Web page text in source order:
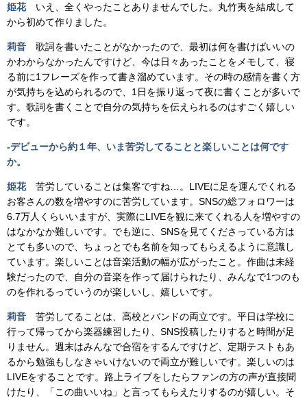
姫花いえ、全くやったことありませんでした。丸竹夷を結成して
から初めて作りました。
莉音 歌詞を書いたことがなかったので、最初は何を書けばいいの
かわからなかったんですけど、今は日々あったことをメモして、寝
る前に1フレーズを作って書き溜めています。その時の感情を書く方
が気持ちを込められるので、1日を振り返って夜に書くことが多いで
す。歌詞を書くことで自分の気持ちを伝えられるのはすごく嬉しい
です。
-デビューから約１年、いま苦労してることと楽しいことは何です
か。
姫花苦労していることは集客ですね…。LIVEに足を運んでくれる
お客さんの数を増やすのに苦労しています。SNSの総フォロワーは
6.7万人くらいいますが、実際にLIVEを観に来てくれる人を増やすの
はなかなか難しいです。でも逆に、SNSを見てくださっている方は
とても多いので、ちょっとでも名前を知ってもらえるように意識し
ています。楽しいことは音楽活動の幅が広がったこと。作曲は未経
験だったので、自分の音楽を作って届けられたり、みんなで1つのも
のを作れるっていうのが楽しいし、嬉しいです。
莉音 苦労してることは、高校とバンドの両立です。平日は学校に
行って帰ってから楽器練習したり、SNS投稿したりすると時間が足
りません。週末はみんなで合宿をするんですけど、定期テストもあ
るから勉強もしなきゃいけないので両立が難しいです。楽しいのは
LIVEをすることです。路上ライブをしたらファンの方の声が直接聞
けたり、「この曲いいね」と言ってもらえたりするのが嬉しい。そ